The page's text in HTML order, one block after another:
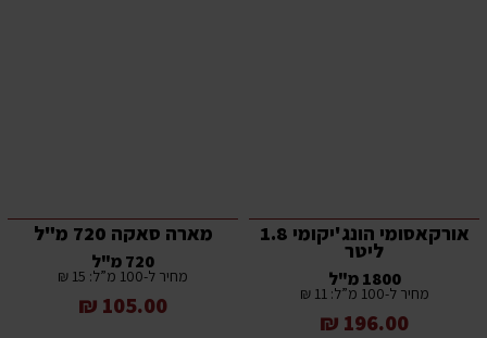
אורקאסומי הונג'יקומי 1.8
ליטר
1800 מ"ל
מחיר ל-100 מ”ל: 11 ₪
196.00 ₪
מארה סאקה 720 מ"ל
720 מ"ל
מחיר ל-100 מ”ל: 15 ₪
105.00 ₪